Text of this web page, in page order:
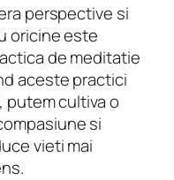
perspective si
oricine este
de meditatie
aceste practici
putem cultiva o
si
vieti mai